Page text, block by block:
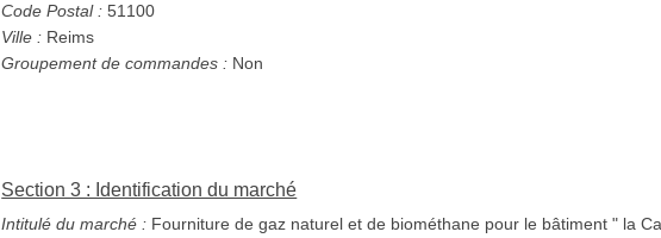
Code Postal : 51100
Ville : Reims
Groupement de commandes : Non
Section 3 : Identification du marché
Intitulé du marché : Fourniture de gaz naturel et de biométhane pour le bâtiment " la